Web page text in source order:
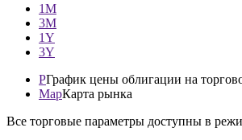
1М
3М
1Y
3Y
PГрафик цены облигации на
MapКарта рынка
Все торговые параметры доступны в